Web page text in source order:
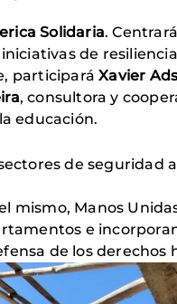
Solidaria.
de
participará Xavier
, consultora y
educación.
de seguridad
mismo, Manos
e
de los derechos